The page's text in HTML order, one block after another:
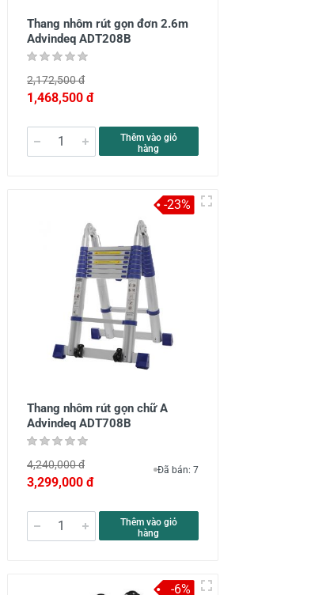
Thang nhôm rút gọn đơn 2.6m
Advindeq ADT208B
2,172,500 đ
1,468,500 đ
Thêm vào giỏ
hàng
Thang nhôm rút gọn chữ A
Advindeq ADT708B
4,240,000 đ
3,299,000 đ
Đã bán: 7
Thêm vào giỏ
hàng
-23%
-6%